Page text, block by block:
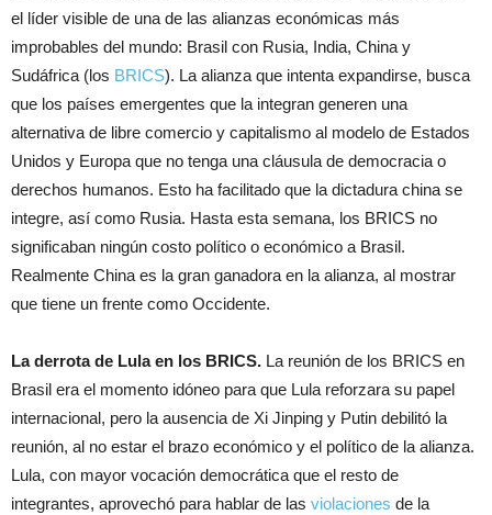
el líder visible de una de las alianzas económicas más
improbables del mundo: Brasil con Rusia, India, China y
Sudáfrica (los BRICS). La alianza que intenta expandirse, busca
que los países emergentes que la integran generen una
alternativa de libre comercio y capitalismo al modelo de Estados
Unidos y Europa que no tenga una cláusula de democracia o
derechos humanos. Esto ha facilitado que la dictadura china se
integre, así como Rusia. Hasta esta semana, los BRICS no
significaban ningún costo político o económico a Brasil.
Realmente China es la gran ganadora en la alianza, al mostrar
que tiene un frente como Occidente.
La derrota de Lula en los BRICS. La reunión de los BRICS en
Brasil era el momento idóneo para que Lula reforzara su papel
internacional, pero la ausencia de Xi Jinping y Putin debilitó la
reunión, al no estar el brazo económico y el político de la alianza.
Lula, con mayor vocación democrática que el resto de
integrantes, aprovechó para hablar de las violaciones de la